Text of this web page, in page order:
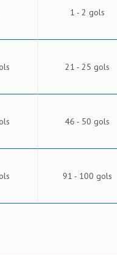
1 - 2 gols
21 - 25 gols
46 - 50 gols
91 - 100 gols